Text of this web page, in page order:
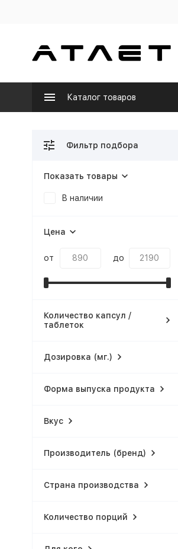
Каталог товаров
Фильтр подбора
Показать товары
В наличии
Цена
от до
Количество капсул /
таблеток
Дозировка (мг.)
Форма выпуска продукта
Вкус
Производитель (бренд)
Страна производства
Количество порций